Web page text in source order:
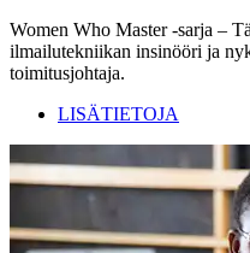
Women Who Master -sarja –
ilmailutekniikan insinööri ja
toimitusjohtaja.
LISÄTIETOJA